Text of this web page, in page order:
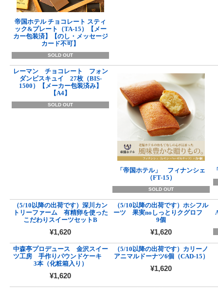
帝国ホテル チョコレート スティ
ック&プレート（TA-15）【メー
カー包装済】【のし・メッセージ
カード不可】
SOLD OUT
レーマン チョコレート フォン
ダンビスキュイ 27枚（BIS-
1500）【メーカー包装済み】
【A4】
SOLD OUT
「帝国ホテル」 フィナンシェ
（FT-15）
SOLD OUT
（5/10以降の出荷です）深川カン
トリーファーム 有精卵を使った
こだわりスイーツセットB
¥1,620
（5/10以降の出荷です）ホシフル
ーツ 果実noしっとりクグロフ
9個
¥1,620
中森亭プロデュース 金沢スイー
ツ工房 手作りパウンドケーキ
3本（化粧箱入り）
¥1,620
（5/10以降の出荷です）カリーノ
アニマルドーナツ6個（CAD-15）
¥1,620